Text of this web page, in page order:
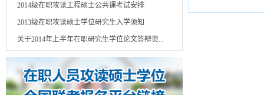
·2014级在职攻读工程硕士公共课考试安排
·2013级在职攻读硕士学位研究生入学须知
·关于2014年上半年在职研究生学位论文答辩资...